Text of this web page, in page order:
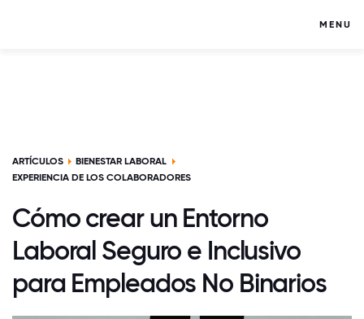
MENU
ARTÍCULOS
BIENESTAR LABORAL
EXPERIENCIA DE LOS COLABORADORES
Cómo crear un Entorno
Laboral Seguro e Inclusivo
para Empleados No Binarios